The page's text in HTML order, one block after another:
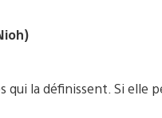
qui la définissent. Si